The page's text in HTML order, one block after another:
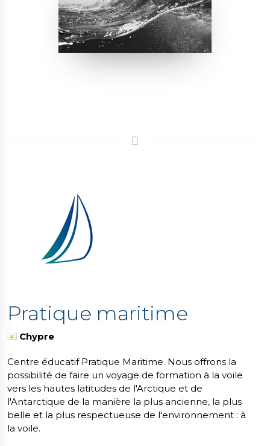
Pratique maritime
Chypre
Centre éducatif Pratique Maritime. Nous offrons la
possibilité de faire un voyage de formation à la voile
vers les hautes latitudes de l'Arctique et de
l'Antarctique de la manière la plus ancienne, la plus
belle et la plus respectueuse de l'environnement : à
la voile.